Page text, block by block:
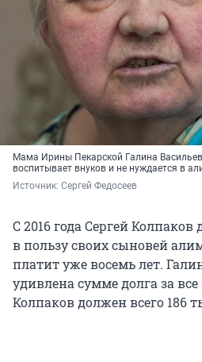
Мама Ирины Пекарской Галина
воспитывает внуков и не нуждается в
Источник: Сергей Федосеев
С 2016 года Сергей
в пользу своих сыновей
платит уже восемь лет.
удивлена сумме долга за
Колпаков должен всего 186